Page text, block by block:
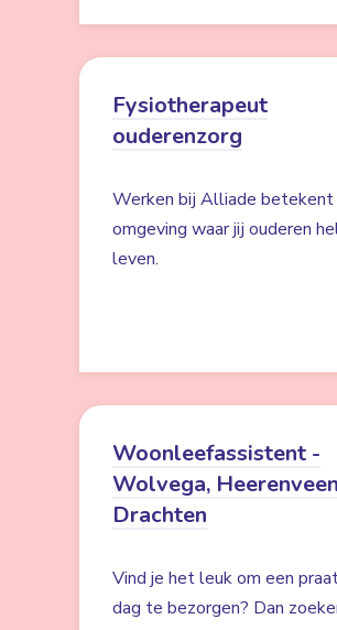
Fysiotherapeut
ouderenzorg
Werken bij Alliade betekent
omgeving waar jij ouderen
leven.
Woonleefassistent -
Wolvega,
Drachten
Vind je het leuk om een
dag te bezorgen? Dan